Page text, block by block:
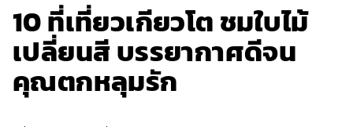
10 ที่เที่ยวเกียวโต ชมใบไม้
เปลี่ยนสี บรรยากาศดีจน
คุณตกหลุมรัก